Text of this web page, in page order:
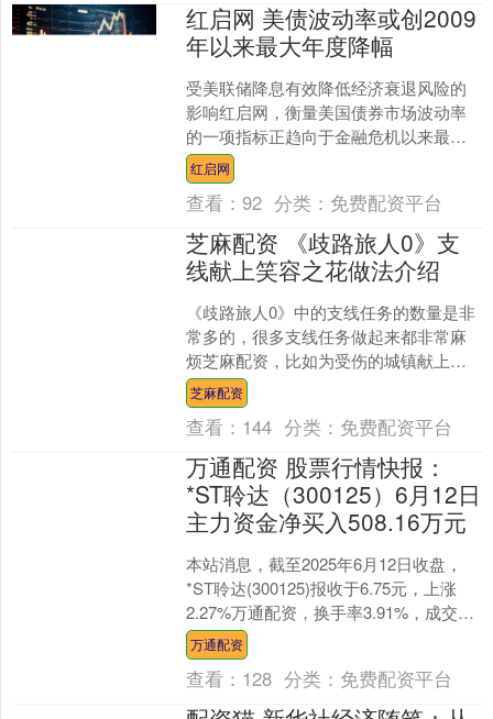
红启网 美债波动率或创2009
年以来最大年度降幅
受美联储降息有效降低经济衰退风险的
影响红启网，衡量美国债券市场波动率
的一项指标正趋向于金融危机以来最大
的年度跌幅。ICE BofA MOVE指数（衡
量债市预期波....
红启网
查看：92 分类： 免费配资平台
芝麻配资 《歧路旅人0》支
线献上笑容之花做法介绍
《歧路旅人0》中的支线任务的数量是非
常多的，很多支线任务做起来都非常麻
烦芝麻配资，比如为受伤的城镇献上笑
容之花，这个支线想要做首先要去利维
兰多的多尼艾斯克，那里....
芝麻配资
查看： 144 分类： 免费配资平台
万通配资 股票行情快报：
*ST聆达（300125）6月12日
主力资金净买入508.16万元
本站消息，截至2025年6月12日收盘，
*ST聆达(300125)报收于6.75元，上涨
2.27%万通配资，换手率3.91%，成交量
10.38万手，成交额702....
万通配资
查看： 128 分类： 免费配资平台